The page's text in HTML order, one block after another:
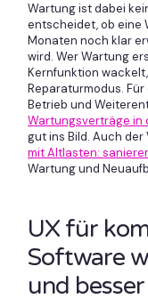
Wartung ist dabei
entscheidet, ob eine
Monaten noch klar
wird. Wer Wartung
Kernfunktion
Reparaturmodus.
Betrieb und
Wartungsverträge in
gut ins Bild. Auch der
mit Altlasten:
Wartung und
UX für
Software
und besser